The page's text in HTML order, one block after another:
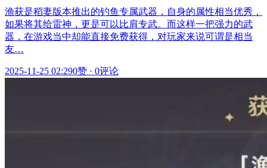
渔获是稻妻版本推出的钓鱼专属武器，自身的属性相当优秀，
如果将其给雷神，更是可以比肩专武。而这样一把强力的武
器，在游戏当中却能直接免费获得，对玩家来说可谓是相当
友…
2025-11-25 02:290赞 · 0评论